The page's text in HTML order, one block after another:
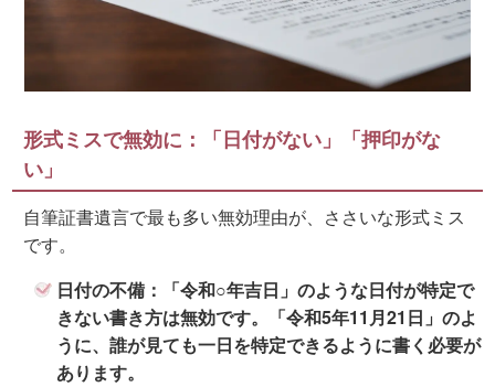
形式ミスで無効に：「日付がない」「押印がな
い」
自筆証書遺言で最も多い無効理由が、ささいな形式ミス
です。
日付の不備：
「令和○年吉日」のような日付が特定で
きない書き方は無効です。「令和5年11月21日」のよ
うに、誰が見ても一日を特定できるように書く必要が
あります。